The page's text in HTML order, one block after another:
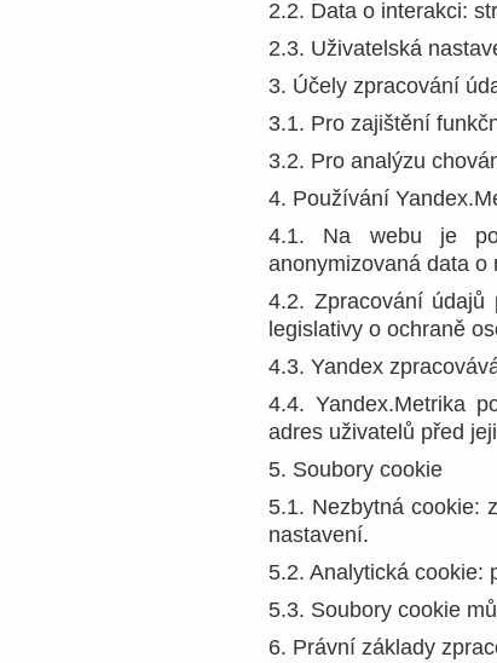
2.2. Data o interakci:
2.3. Uživatelská
3. Účely zpracování
3.1. Pro zajištění
3.2. Pro analýzu
4. Používání
4.1. Na webu je
anonymizovaná data o
4.2. Zpracování údajů
legislativy o ochraně
4.3. Yandex
4.4. Yandex.Metrika
adres uživatelů před
5. Soubory cookie
5.1. Nezbytná cookie:
nastavení.
5.2. Analytická cookie:
5.3. Soubory cookie
6. Právní základy